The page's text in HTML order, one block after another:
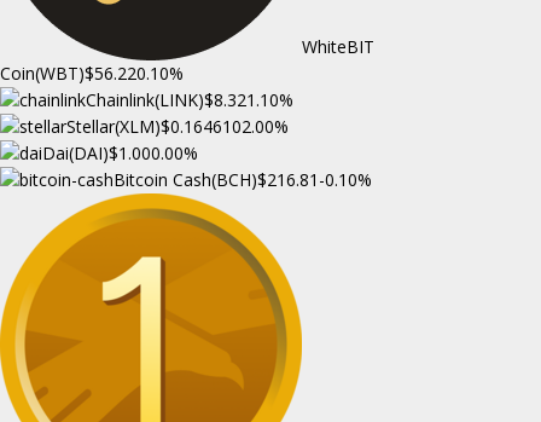
WhiteBIT
Coin(WBT)$56.220.10%
Chainlink(LINK)$8.321.10%
Stellar(XLM)$0.1646102.00%
Dai(DAI)$1.000.00%
Bitcoin Cash(BCH)$216.81 -0.10%